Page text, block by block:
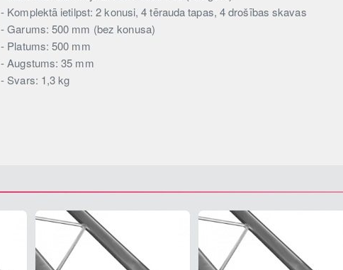
- Komplektā ietilpst: 2 konusi, 4 tērauda tapas, 4 drošības skavas
- Garums: 500 mm (bez konusa)
- Platums: 500 mm
- Augstums: 35 mm
- Svars: 1,3 kg